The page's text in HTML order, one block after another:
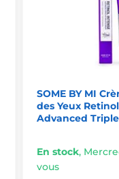
SOME BY MI
des Yeux
Advanced
En stock,
vous